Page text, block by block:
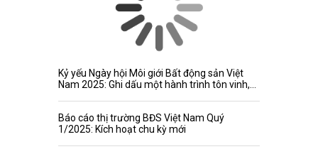
Kỷ yếu Ngày hội Môi giới Bất động sản Việt
Nam 2025: Ghi dấu một hành trình tôn vinh,
Báo cáo thị trường BĐS Việt Nam Quý
1/2025: Kích hoạt chu kỳ mới